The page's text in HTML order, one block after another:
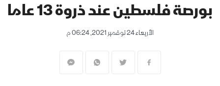
بورصة فلسطين عند ذروة 13 عاما
الأربعاء 24 نوفمبر 2021, 06:24 م